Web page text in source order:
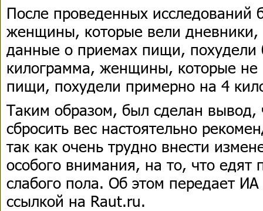
После проведенных исследований
женщины, которые вели дневники,
данные о приемах пищи, похудели
килограмма, женщины, которые не
пищи, похудели примерно на 4
Таким образом, был сделан
сбросить вес настоятельно
так как очень трудно внести
особого внимания, на то, что едят
слабого пола. Об этом передает
ссылкой на Raut.ru.